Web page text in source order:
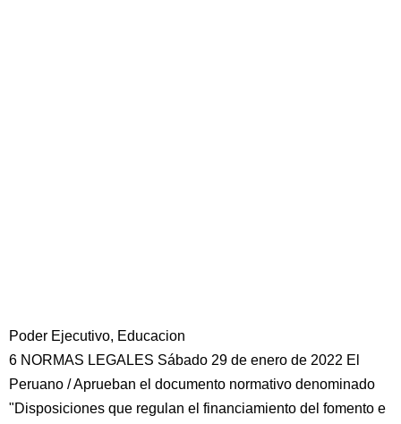
Poder Ejecutivo, Educacion
6 NORMAS LEGALES Sábado 29 de enero de 2022 El
Peruano / Aprueban el documento normativo denominado
"Disposiciones que regulan el financiamiento del fomento e